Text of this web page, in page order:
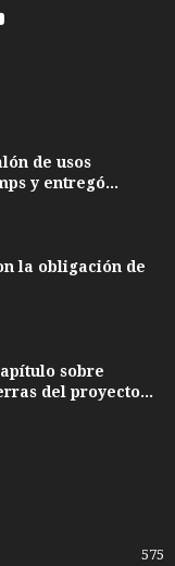
de usos
y entregó...
la obligación de
sobre
del proyecto...
575